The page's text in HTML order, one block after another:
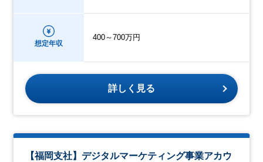
想定年収
400～700万円
詳しく見る
【福岡支社】デジタルマーケティング事業アカウ